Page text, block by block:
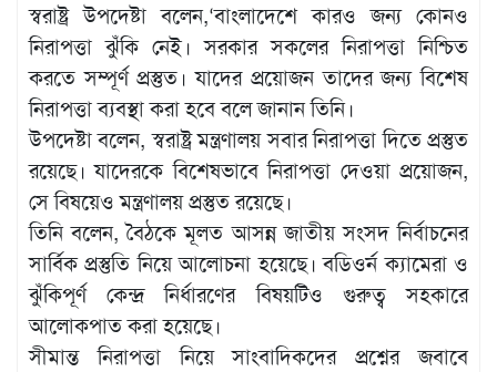
স্বরাষ্ট্র উপদেষ্টা বলেন,‘বাংলাদেশে কারও জন্য কোনও
নিরাপত্তা ঝুঁকি নেই। সরকার সকলের নিরাপত্তা নিশ্চিত
করতে সম্পূর্ণ প্রস্তুত। যাদের প্রয়োজন তাদের জন্য বিশেষ
নিরাপত্তা ব্যবস্থা করা হবে বলে জানান তিনি।
উপদেষ্টা বলেন, স্বরাষ্ট্র মন্ত্রণালয় সবার নিরাপত্তা দিতে প্রস্তুত
রয়েছে। যাদেরকে বিশেষভাবে নিরাপত্তা দেওয়া প্রয়োজন,
সে বিষয়েও মন্ত্রণালয় প্রস্তুত রয়েছে।
তিনি বলেন, বৈঠকে মূলত আসন্ন জাতীয় সংসদ নির্বাচনের
সার্বিক প্রস্তুতি নিয়ে আলোচনা হয়েছে। বডিওর্ন ক্যামেরা ও
ঝুঁকিপূর্ণ কেন্দ্র নির্ধারণের বিষয়টিও গুরুত্ব সহকারে
আলোকপাত করা হয়েছে।
সীমান্ত নিরাপত্তা নিয়ে সাংবাদিকদের প্রশ্নের জবাবে